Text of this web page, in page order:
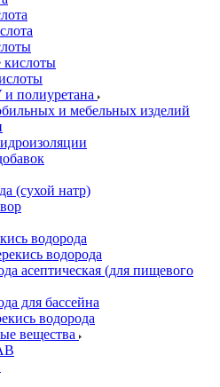
кислоты
полиуретана
и мебельных изделий
(сухой натр)
водорода
водорода
асептическая (для пищевого
для бассейна
водорода
вещества